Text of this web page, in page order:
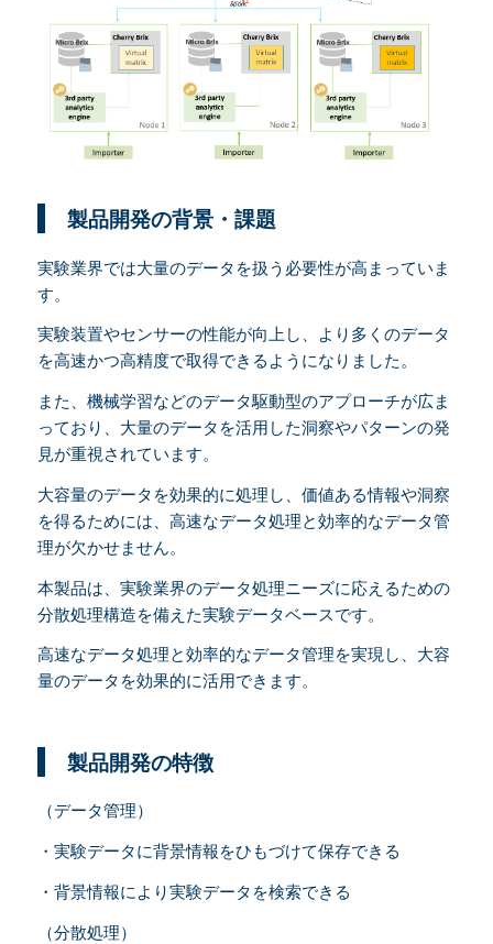
製品開発の背景・課題
実験業界では大量のデータを扱う必要性が高まっていま
す。
実験装置やセンサーの性能が向上し、より多くのデータ
を高速かつ高精度で取得できるようになりました。
また、機械学習などのデータ駆動型のアプローチが広ま
っており、大量のデータを活用した洞察やパターンの発
見が重視されています。
大容量のデータを効果的に処理し、価値ある情報や洞察
を得るためには、高速なデータ処理と効率的なデータ管
理が欠かせません。
本製品は、実験業界のデータ処理ニーズに応えるための
分散処理構造を備えた実験データベースです。
高速なデータ処理と効率的なデータ管理を実現し、大容
量のデータを効果的に活用できます。
製品開発の特徴
（データ管理）
・実験データに背景情報をひもづけて保存できる
・背景情報により実験データを検索できる
（分散処理）